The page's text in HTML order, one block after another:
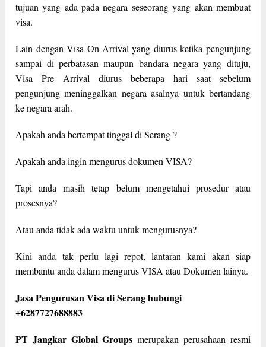
tujuan yang ada pada negara seseorang yang akan membuat
visa.
Lain dengan Visa On Arrival yang diurus ketika pengunjung
sampai di perbatasan maupun bandara negara yang dituju,
Visa Pre Arrival diurus beberapa hari saat sebelum
pengunjung meninggalkan negara asalnya untuk bertandang
ke negara arah.
Apakah anda bertempat tinggal di Serang ?
Apakah anda ingin mengurus dokumen VISA?
Tapi anda masih tetap belum mengetahui prosedur atau
prosesnya?
Atau anda tidak ada waktu untuk mengurusnya?
Kini anda tak perlu lagi repot, lantaran kami akan siap
membantu anda dalam mengurus VISA atau Dokumen lainya.
Jasa Pengurusan Visa di Serang hubungi
+6287727688883
PT Jangkar Global Groups merupakan perusahaan resmi